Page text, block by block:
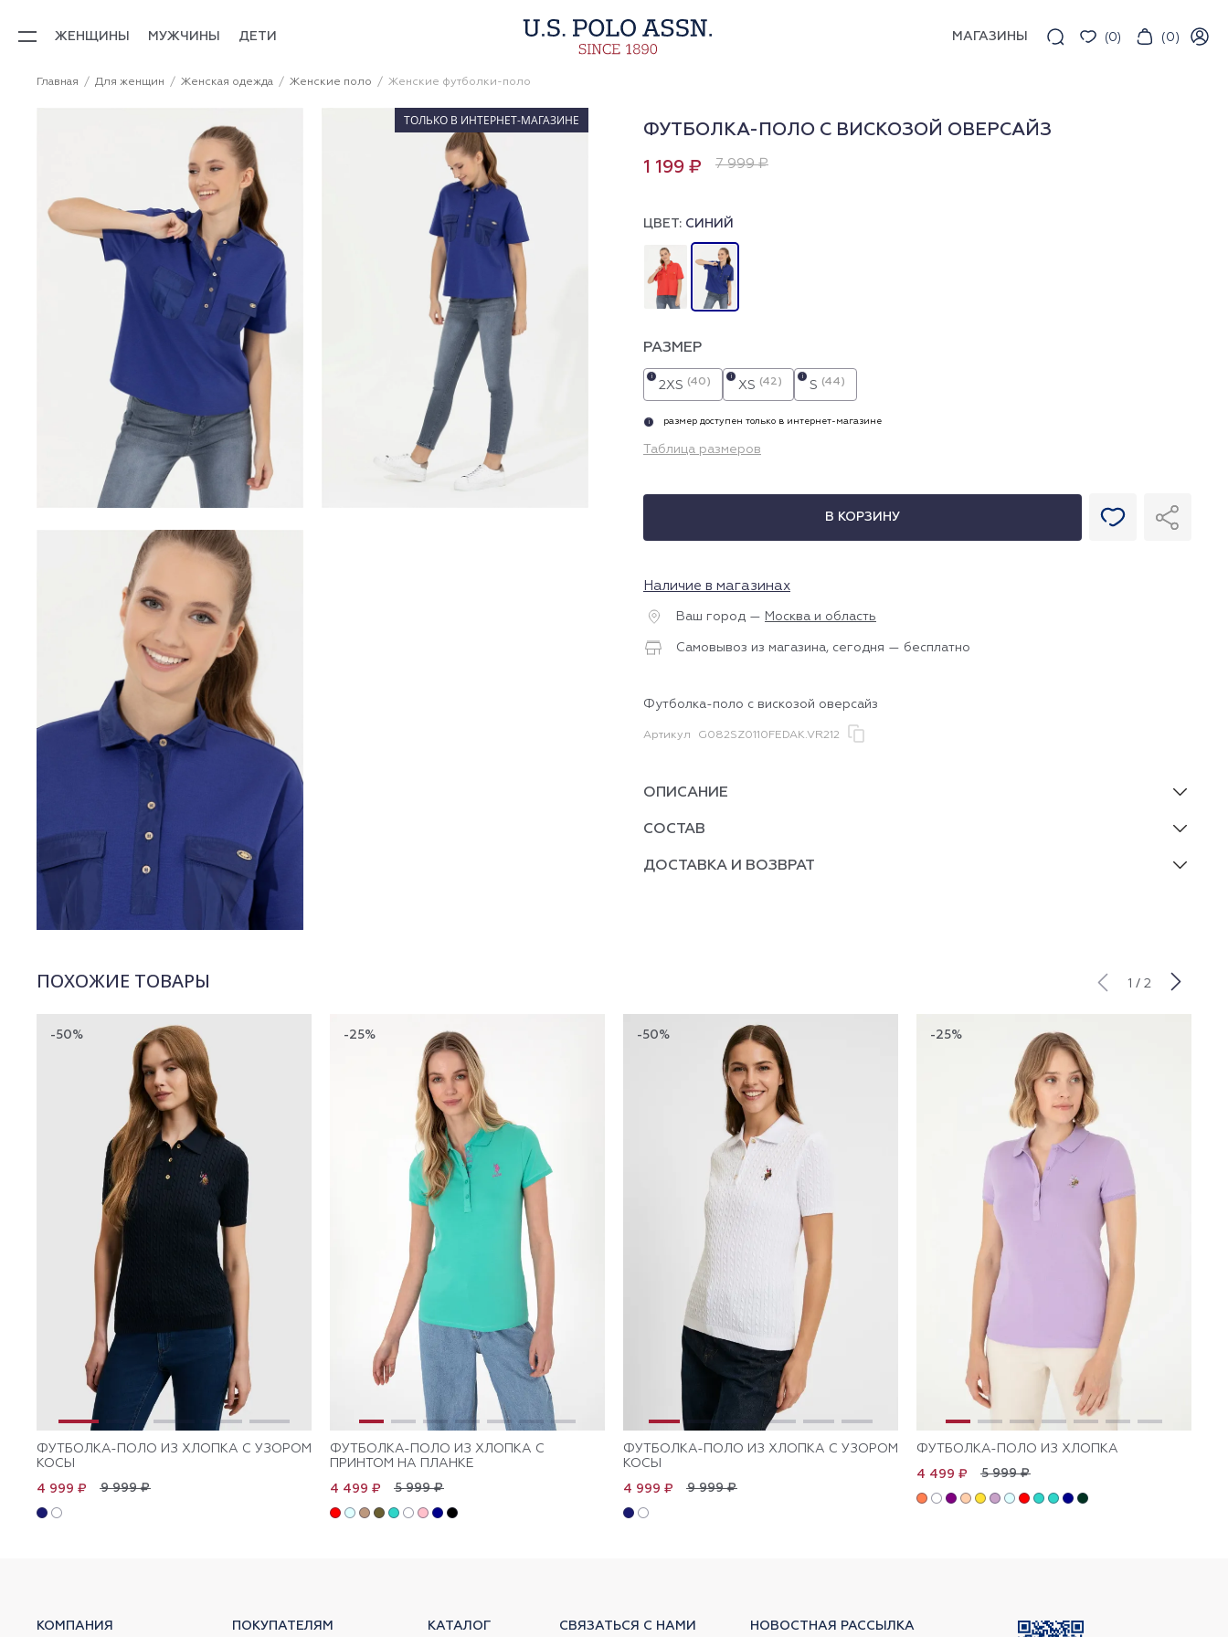
ЖЕНЩИНЫ МУЖЧИНЫ ДЕТИ МАГАЗИНЫ (0) (0)
Главная Для женщин Женская одежда Женские поло Женские футболки-поло
ТОЛЬКО В ИНТЕРНЕТ-МАГАЗИНЕ
ФУТБОЛКА-ПОЛО С ВИСКОЗОЙ ОВЕРСАЙЗ
1 199 ₽ 7 999 ₽
ЦВЕТ: СИНИЙ
РАЗМЕР
2XS (40)
i
XS (42)
i
S (44)
i
i размер доступен только в интернет-магазине
Таблица размеров
В КОРЗИНУ
Наличие в магазинах
Ваш город — Москва и область
Самовывоз из магазина, сегодня — бесплатно
Футболка-поло с вискозой оверсайз
Артикул G082SZ0110FEDAK.VR212
ОПИСАНИЕ
СОСТАВ
ДОСТАВКА И ВОЗВРАТ
ПОХОЖИЕ ТОВАРЫ 1 / 2
-50%
ФУТБОЛКА-ПОЛО ИЗ ХЛОПКА С УЗОРОМ
КОСЫ
9 999 ₽
4 999 ₽
-25%
ФУТБОЛКА-ПОЛО ИЗ ХЛОПКА С
ПРИНТОМ НА ПЛАНКЕ
5 999 ₽
4 499 ₽
-50%
ФУТБОЛКА-ПОЛО ИЗ ХЛОПКА С УЗОРОМ
КОСЫ
9 999 ₽
4 999 ₽
-25%
ФУТБОЛКА-ПОЛО ИЗ ХЛОПКА
5 999 ₽
4 499 ₽
КОМПАНИЯ ПОКУПАТЕЛЯМ КАТАЛОГ СВЯЗАТЬСЯ С НАМИ НОВОСТНАЯ РАССЫЛКА